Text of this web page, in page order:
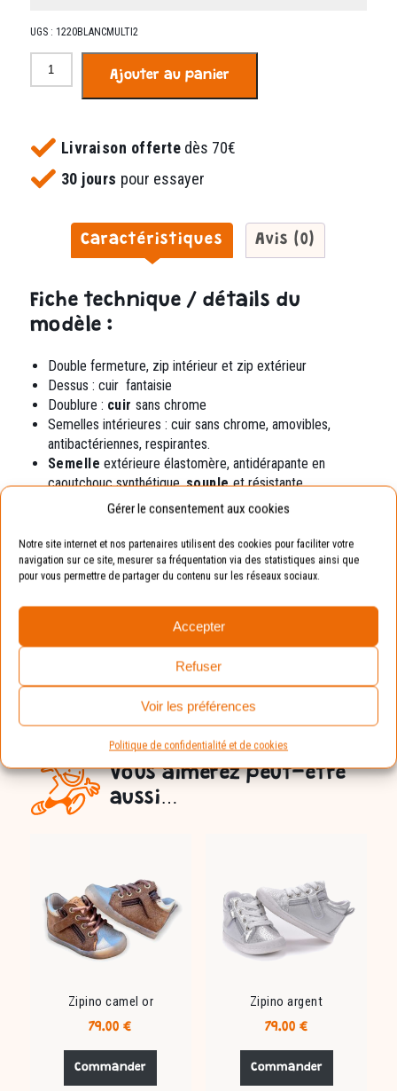
Gérer le consentement aux cookies
Notre site internet et nos partenaires utilisent des cookies pour faciliter votre
navigation sur ce site, mesurer sa fréquentation via des statistiques ainsi que
pour vous permettre de partager du contenu sur les réseaux sociaux.
Accepter
Refuser
Voir les préférences
Politique de confidentialité et de cookies
UGS : 1220BLANCMULTI2
multicolor
Ajouter au panier
Livraison offerte dès 70€
30 jours pour essayer
Caractéristiques Avis (0)
Pointure de votre enfant : 19.
La chaussure sera toujours
adaptée aux pieds de vos enfants.
Fiche technique / détails du
modèle :
Double fermeture, zip intérieur et zip extérieur
Dessus : cuir fantaisie
Doublure : cuir sans chrome
Semelles intérieures : cuir sans chrome, amovibles,
antibactériennes, respirantes.
Semelle extérieure élastomère, antidérapante en
caoutchouc synthétique,soupleet résistante.
Vous aimerez peut-être
aussi…
Zipino camel or
79.00€
Commander
Ce
Zipino argent
79.00 €
Commander
Ce